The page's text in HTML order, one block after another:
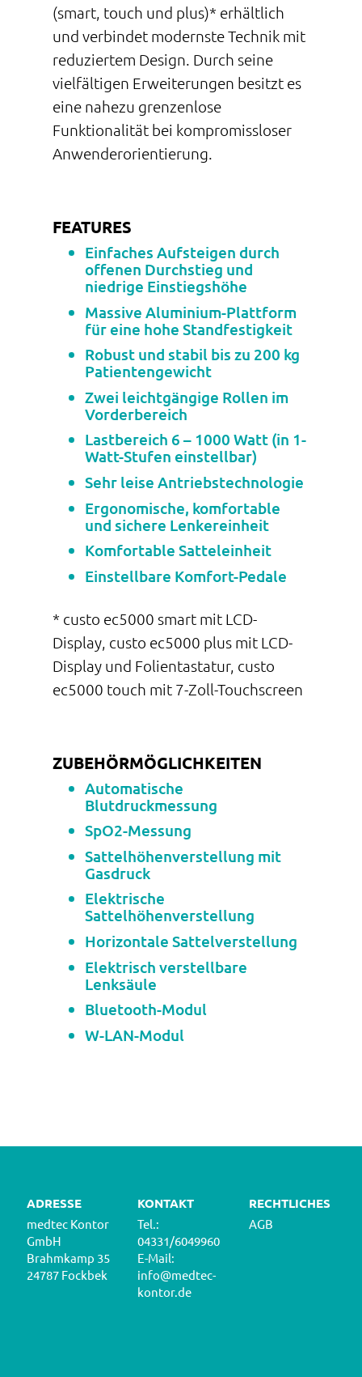
(smart, touch und plus)* erhältlich
und verbindet modernste Technik mit
reduziertem Design. Durch seine
vielfältigen Erweiterungen besitzt es
eine nahezu grenzenlose
Funktionalität bei kompromissloser
Anwenderorientierung.
FEATURES
Einfaches Aufsteigen durch
offenen Durchstieg und
niedrige Einstiegshöhe
Massive Aluminium-Plattform
für eine hohe Standfestigkeit
Robust und stabil bis zu 200 kg
Patientengewicht
Zwei leichtgängige Rollen im
Vorderbereich
Lastbereich 6 – 1000 Watt (in 1-
Watt-Stufen einstellbar)
Sehr leise Antriebstechnologie
Ergonomische, komfortable
und sichere Lenkereinheit
Komfortable Satteleinheit
Einstellbare Komfort-Pedale
* custo ec5000 smart mit LCD-
Display, custo ec5000 plus mit LCD-
Display und Folientastatur, custo
ec5000 touch mit 7-Zoll-Touchscreen
ZUBEHÖRMÖGLICHKEITEN
Automatische
Blutdruckmessung
SpO2-Messung
Sattelhöhenverstellung mit
Gasdruck
Elektrische
Sattelhöhenverstellung
Horizontale Sattelverstellung
Elektrisch verstellbare
Lenksäule
Bluetooth-Modul
W-LAN-Modul
ADRESSE
medtec Kontor
GmbH
Brahmkamp 35
24787 Fockbek
KONTAKT
Tel.:
04331/6049960
E-Mail:
info@medtec-
kontor.de
RECHTLICHES
AGB